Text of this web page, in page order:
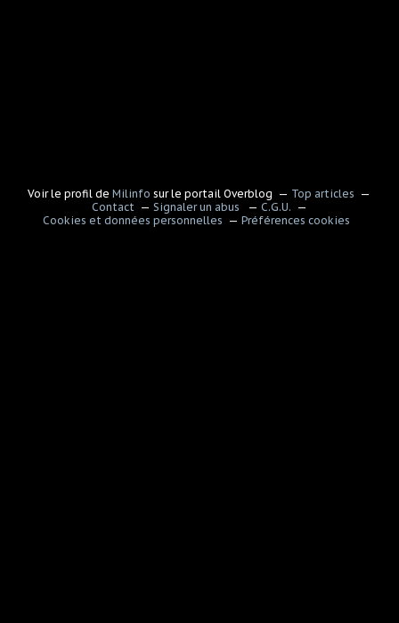
Voir le profil deMilinfo sur le portail Overblog
Top articles
Contact
Signaler un abus
C.G.U.
Cookies et données personnelles
Préférences cookies